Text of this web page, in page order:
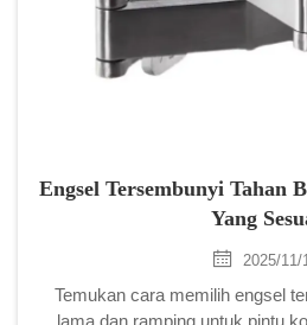
Engsel Tersembunyi Tahan
Yang
2025/11/
Temukan cara memilih engsel
lama dan ramping untuk pintu